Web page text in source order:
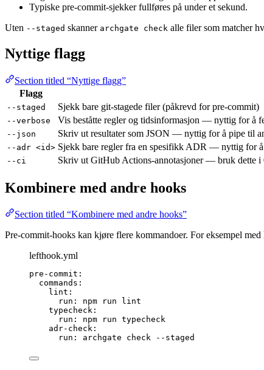
Typiske pre-commit-sjekker fullføres på under et sekund.
Uten --staged skanner archgate check alle filer som matcher
Nyttige flagg
Section titled “Nyttige flagg”
Flagg
--staged Sjekk bare git-stagede filer (påkrevd for pre-commit)
--verbose Vis beståtte regler og tidsinformasjon — nyttig for å
--json Skriv ut resultater som JSON — nyttig for å pipe til
--adr <id> Sjekk bare regler fra en spesifikk ADR — nyttig for
--ci Skriv ut GitHub Actions-annotasjoner — bruk dette
Kombinere med andre hooks
Section titled “Kombinere med andre hooks”
Pre-commit-hooks kan kjøre flere kommandoer. For eksempel
lefthook.yml
pre-commit :
commands :
lint :
run : npm run lint
typecheck :
run : npm run typecheck
adr-check :
run : archgate check --staged